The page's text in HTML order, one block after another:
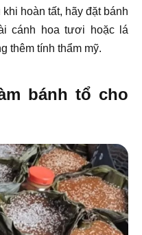
hoàn tất, hãy đặt bánh
cánh hoa tươi hoặc lá
thêm tính thẩm mỹ.
bánh tổ cho